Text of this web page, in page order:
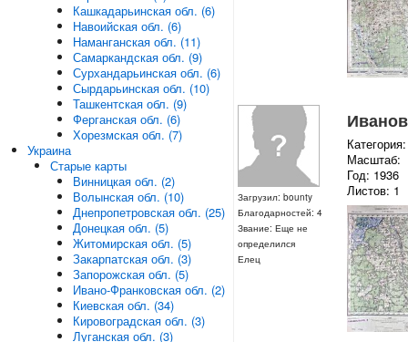
Загрузил: bounty
Благодарностей: 4
Звание: Еще не
определился
Елец
Масштаб:
Год: 1936
Листов: 1
Кашкадарьинская обл. (6)
Навоийская обл. (6)
Наманганская обл. (11)
Самаркандская обл. (9)
Сурхандарьинская обл. (6)
Сырдарьинская обл. (10)
Ташкентская обл. (9)
Ферганская обл. (6)
Хорезмская обл. (7)
Украина
Старые карты
Винницкая обл. (2)
Волынская обл. (10)
Днепропетровская обл. (25)
Донецкая обл. (5)
Житомирская обл. (5)
Закарпатская обл. (3)
Запорожская обл. (5)
Ивано-Франковская обл. (2)
Киевская обл. (34)
Кировоградская обл. (3)
Луганская обл. (3)